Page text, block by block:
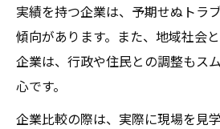
実績を持つ企業は、予期せぬトラ
傾向があります。また、地域社会
企業は、行政や住民との調整もス
心です。
企業比較の際は、実際に現場を見